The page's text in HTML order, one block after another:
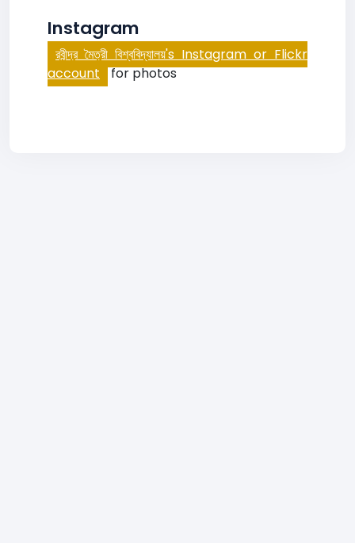
Instagram
রবীন্দ্র মৈত্রী বিশ্ববিদ্যালয়'s Instagram or Flickr
account for photos